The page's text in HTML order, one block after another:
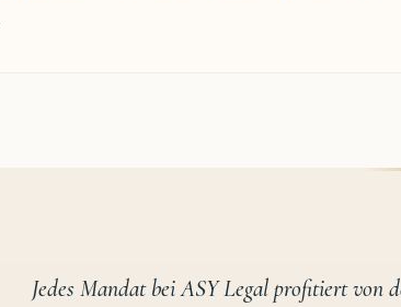
Jedes Mandat bei ASY Legal profitiert von